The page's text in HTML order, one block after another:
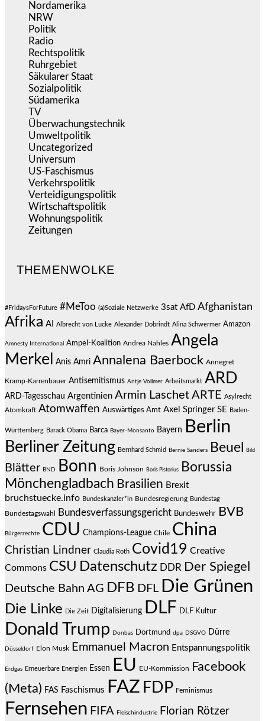
Nordamerika
NRW
Politik
Radio
Rechtspolitik
Ruhrgebiet
Säkularer Staat
Sozialpolitik
Südamerika
TV
Überwachungstechnik
Umweltpolitik
Uncategorized
Universum
US-Faschismus
Verkehrspolitik
Verteidigungspolitik
Wirtschaftspolitik
Wohnungspolitik
Zeitungen
THEMENWOLKE
#FridaysForFuture #MeToo (a)Soziale Netzwerke 3sat AfD Afghanistan
Afrika AI Albrecht von Lucke Alexander Dobrindt Alina Schwermer Amazon
Amnesty International Ampel-Koalition Andrea Nahles Angela
Merkel
Anis Amri Annalena Baerbock Annegret
Kramp-Karrenbauer Antisemitismus Antje Vollmer Arbeitsmarkt ARD
ARD-Tagesschau Argentinien Armin Laschet ARTE Asylrecht
Atomkraft Atomwaffen Auswärtiges Amt Axel Springer SE Baden-
Württemberg Barack Obama Barca Bayer-Monsanto Bayern Berlin
Berliner Zeitung Bernhard Schmid Bernie Sanders Beuel Bild
Blätter BND Bonn Boris Johnson Boris Pistorius
Borussia
Mönchengladbach Brasilien Brexit
bruchstuecke.info Bundeskanzler*in Bundesregierung Bundestag
Bundestagswahl Bundesverfassungsgericht Bundeswehr BVB
Bürgerrechte CDU Champions-League Chile China
Christian Lindner Claudia Roth Covid19 Creative
Commons CSU Datenschutz DDR Der Spiegel
Deutsche Bahn AG DFB DFL Die Grünen
Die Linke Die Zeit Digitalisierung DLF DLF Kultur
Donald Trump Donbas Dortmund dpa DSGVO Dürre
Düsseldorf Elon Musk Emmanuel Macron Entspannungspolitik
Erdgas Erneuerbare Energien Essen EU EU-Kommission
Facebook
(Meta) FAS Faschismus FAZ FDP Feminismus
Fernsehen FIFA Fleischindustrie Florian Rötzer